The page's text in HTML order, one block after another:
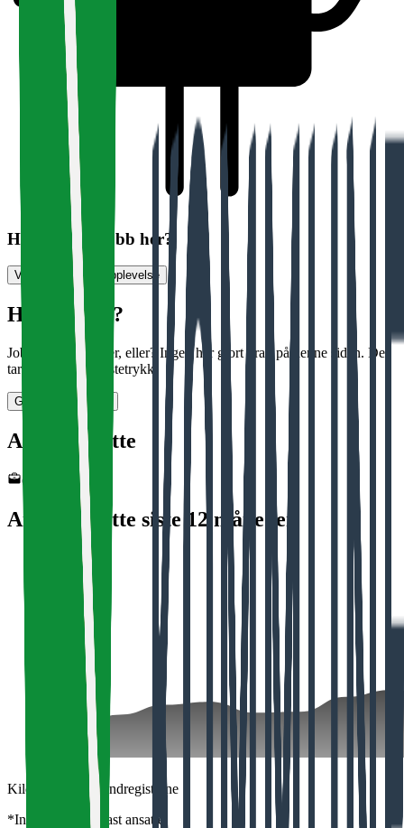
Har du søkt jobb her?
Vurder jobbsøkeropplevelse
Halloooooo?
Jobber det noen her, eller? Ingen har gjort krav på denne siden. Det
tar bare noen få tastetrykk.
Gjør krav på siden
Antall ansatte
622
Antall ansatte siste 12 måneder
Kilde: Brønnøysundregistrene
*Inkluderer kun fast ansatte